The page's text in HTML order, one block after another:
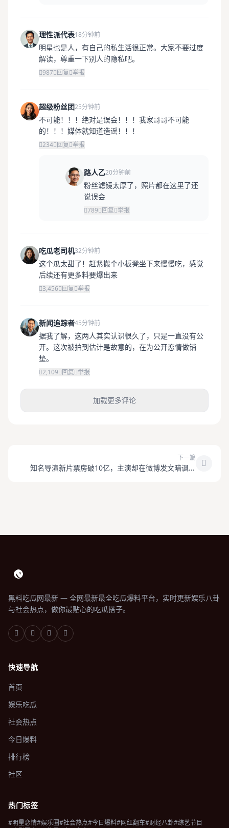
理性派代表18分钟前
明星也是人，有自己的私生活很正常。大家不要过度
解读，尊重一下别人的隐私吧。
987 回复 举报
超级粉丝团25分钟前
不可能！！！绝对是误会！！！我家哥哥不可能
的！！！媒体就知道造谣！！！
234 回复 举报
路人乙20分钟前
粉丝滤镜太厚了，照片都在这里了还
说误会
789 回复 举报
吃瓜老司机32分钟前
这个瓜太甜了！赶紧搬个小板凳坐下来慢慢吃，感觉
后续还有更多料要爆出来
3,456 回复 举报
新闻追踪者45分钟前
据我了解，这两人其实认识很久了，只是一直没有公
开。这次被拍到估计是故意的，在为公开恋情做铺
垫。
2,109 回复 举报
加载更多评论
下一篇
知名导演新片票房破10亿，主演却在微博发文暗讽片
黑料吃瓜网最新 — 全网最新最全吃瓜爆料平台，实时更新娱乐八卦
与社会热点，做你最贴心的吃瓜搭子。
快速导航
首页
娱乐吃瓜
社会热点
今日爆料
排行榜
社区
热门标签
#明星恋情#娱乐圈#社会热点#今日爆料#网红翻车#财经八卦#综艺节目